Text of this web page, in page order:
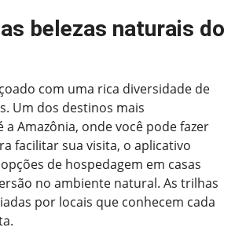
belezas naturais do
com uma rica diversidade de
Um dos destinos mais
a Amazônia, onde você pode fazer
facilitar sua visita, o aplicativo
de hospedagem em casas
no ambiente natural. As trilhas
por locais que conhecem cada